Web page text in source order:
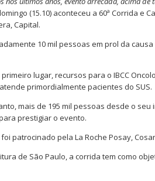
(15.10) aconteceu a 60ª Corrida e
Capital.
10 mil pessoas em prol da
lugar, recursos para o IBCC
primordialmente pacientes do SUS.
mais de 195 mil pessoas desde o
prestigiar o evento.
patrocinado pela La Roche Posay,
de São Paulo, a corrida tem como